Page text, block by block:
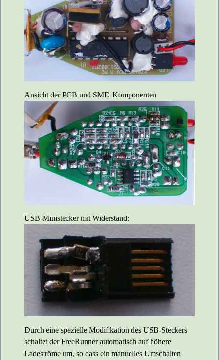
Ansicht der PCB und SMD-Komponenten
USB-Ministecker mit Widerstand:
Durch eine spezielle Modifikation des USB-Steckers
schaltet der FreeRunner automatisch auf höhere
Ladeströme um, so dass ein manuelles Umschalten